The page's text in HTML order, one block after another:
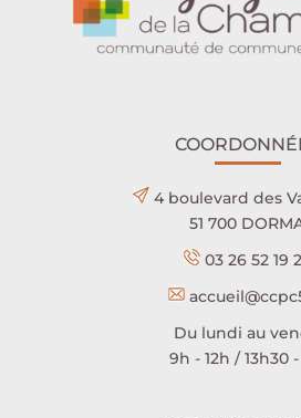
4 boulevard des
51 700
03 26 52 19
Du lundi au
9h - 12h / 13h30